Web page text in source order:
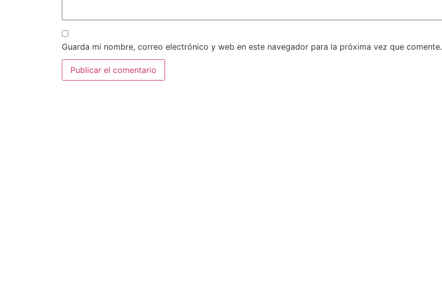
Guarda mi nombre, correo electrónico y web en este navegador para la próxima vez que comente.